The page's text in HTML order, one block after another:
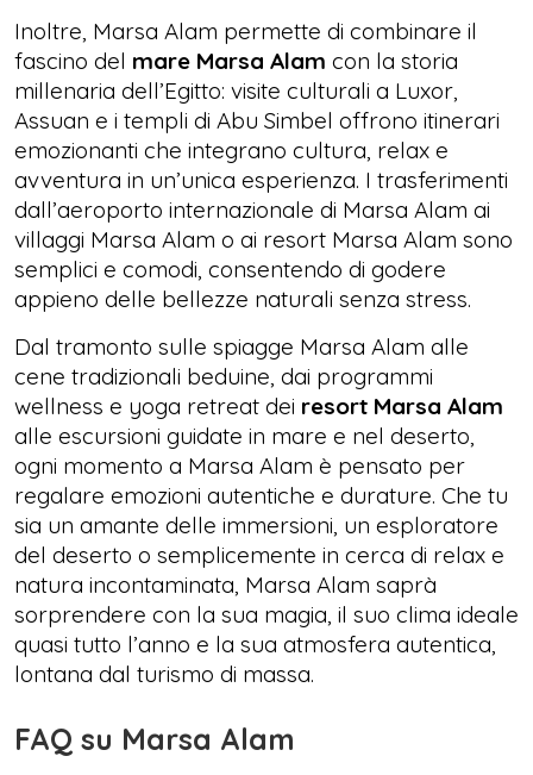
Inoltre, Marsa Alam permette di combinare il
fascino del mare Marsa Alam con la storia
millenaria dell’Egitto: visite culturali a Luxor,
Assuan e i templi di Abu Simbel offrono itinerari
emozionanti che integrano cultura, relax e
avventura in un’unica esperienza. I trasferimenti
dall’aeroporto internazionale di Marsa Alam ai
villaggi Marsa Alam o ai resort Marsa Alam sono
semplici e comodi, consentendo di godere
appieno delle bellezze naturali senza stress.
Dal tramonto sulle spiagge Marsa Alam alle
cene tradizionali beduine, dai programmi
wellness e yoga retreat dei resort Marsa Alam
alle escursioni guidate in mare e nel deserto,
ogni momento a Marsa Alam è pensato per
regalare emozioni autentiche e durature. Che tu
sia un amante delle immersioni, un esploratore
del deserto o semplicemente in cerca di relax e
natura incontaminata, Marsa Alam saprà
sorprendere con la sua magia, il suo clima ideale
quasi tutto l’anno e la sua atmosfera autentica,
lontana dal turismo di massa.
FAQ su Marsa Alam